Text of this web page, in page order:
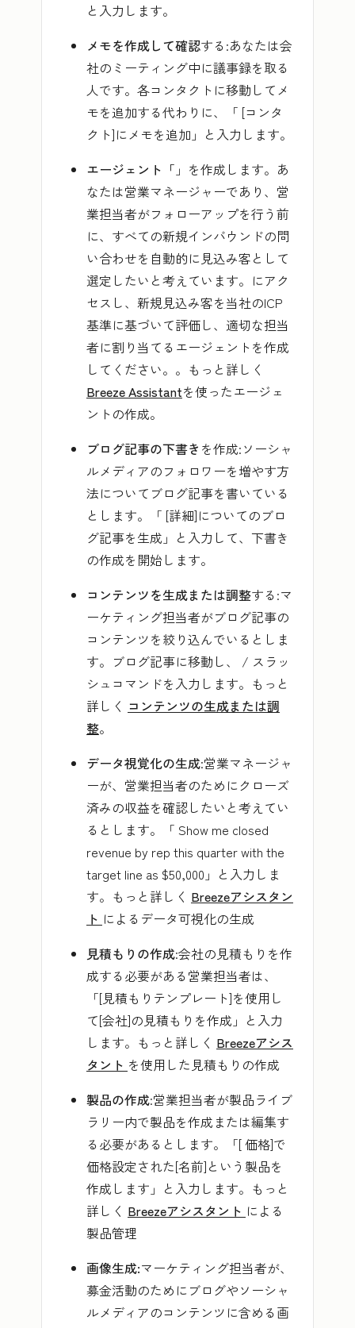
と入力します。
メモを作成して確認する:あなたは会
社のミーティング中に議事録を取る
人です。各コンタクトに移動してメ
モを追加する代わりに、「 [コンタ
クト]にメモを追加 」と入力します。
エージェント「 」を作成します。あ
なたは営業マネージャーであり、営
業担当者がフォローアップを行う前
に、すべての新規インバウンドの問
い合わせを自動的に見込み客として
選定したいと考えています。 にアク
セスし、新規見込み客を当社のICP
基準に基づいて評価し、適切な担当
者に割り当てるエージェントを作成
してください。 。もっと詳しく
Breeze Assistantを使ったエージェ
ントの作成。
ブログ記事の下書き を作成:ソーシャ
ルメディアのフォロワーを増やす方
法についてブログ記事を書いている
とします。「 [詳細]についてのブロ
グ記事を生成 」と入力して、下書き
の作成を開始します。
コンテンツを生成または調整する:マ
ーケティング担当者がブログ記事の
コンテンツを絞り込んでいるとしま
す。ブログ記事に移動し、 / スラッ
シュコマンドを入力します。もっと
詳しく コンテンツの生成または調
整。
データ視覚化の生成:営業マネージャ
ーが、営業担当者のためにクローズ
済みの収益を確認したいと考えてい
るとします。「 Show me closed
revenue by rep this quarter with the
target line as $50,000 」と入力しま
す。もっと詳しく Breezeアシスタン
ト によるデータ可視化の生成
見積もりの作成:会社の見積もりを作
成する必要がある営業担当者は、
「[見積もりテンプレート]を使用し
て[会社]の見積もりを作成」 と入力
します。もっと詳しく Breezeアシス
タント を使用した見積もりの作成
製品の作成:営業担当者が製品ライブ
ラリー内で製品を作成または編集す
る必要があるとします。「[価格]で
価格設定された[名前]という製品を
作成します 」と入力します。もっと
詳しく Breezeアシスタント による
製品管理
画像生成:マーケティング担当者が、
募金活動のためにブログやソーシャ
ルメディアのコンテンツに含める画